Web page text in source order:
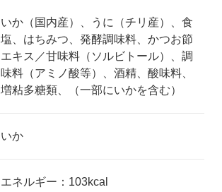
いか（国内産）、うに（チリ産）、食
塩、はちみつ、 発酵調味料、かつお節
エキス／甘味料（ソルビト ール）、調
味料（アミノ酸等）、酒精、酸味料、
増粘多糖類、（一部にいかを含む）
いか
エネルギー：103kcal